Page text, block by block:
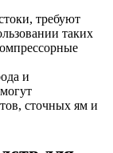
требуют
таких
и
сточных ям и